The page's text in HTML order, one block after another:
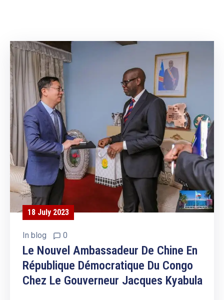
18 July 2023
In blog 0
Le Nouvel Ambassadeur De Chine En
République Démocratique Du Congo
Chez Le Gouverneur Jacques Kyabula